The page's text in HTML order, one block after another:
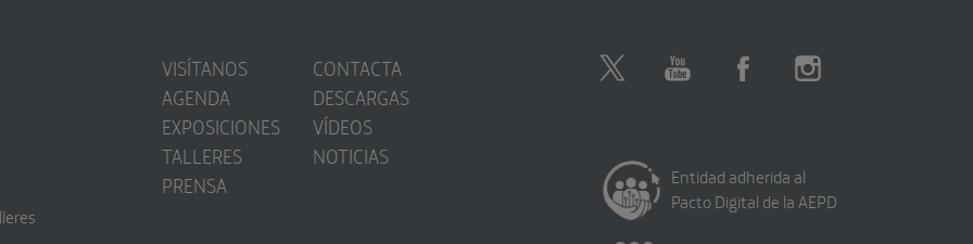
VISÍTANOS
AGENDA
EXPOSICIONES
TALLERES
PRENSA
CONTACTA
DESCARGAS
VÍDEOS
NOTICIAS
Entidad adherida al
Pacto Digital de la AEPD